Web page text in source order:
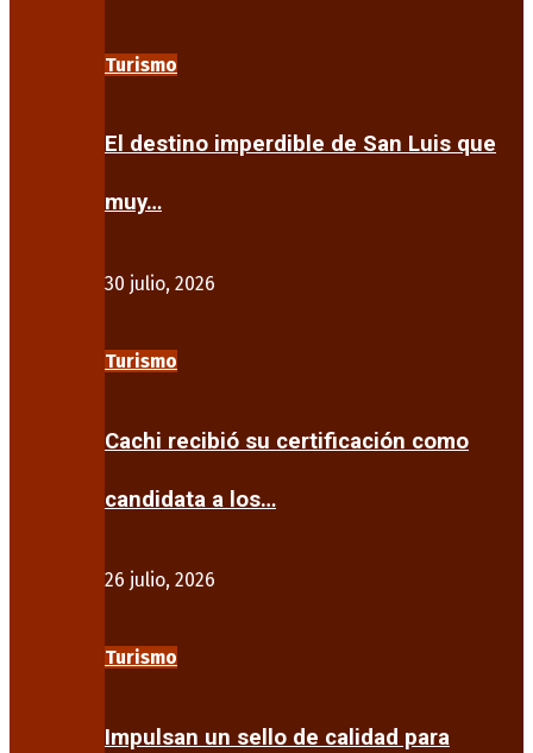
Turismo
El destino imperdible de San Luis que
muy…
30 julio, 2026
Turismo
Cachi recibió su certificación como
candidata a los…
26 julio, 2026
Turismo
Impulsan un sello de calidad para